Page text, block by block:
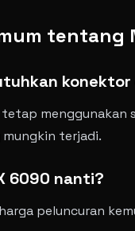
tentang
tetap
terjadi.
6090 nanti?
peluncuran